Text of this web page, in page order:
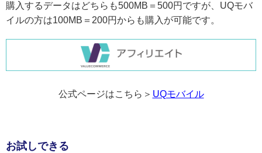
購入するデータはどちらも500MB＝500円ですが、UQモバ
イルの方は100MB＝200円からも購入が可能です。
公式ページはこちら＞ UQモバイル
お試しできる